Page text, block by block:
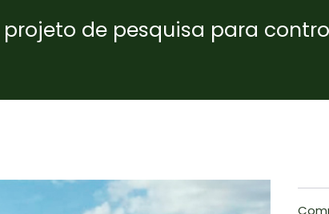
de pesquisa para